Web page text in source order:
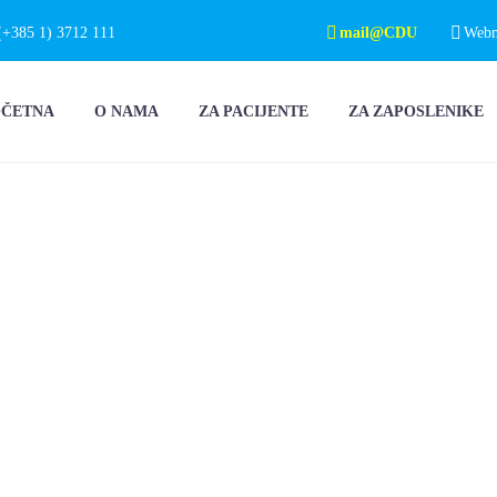
1) 3712 111 mail@CDU
O NAMA ZA PACIJENTE ZA ZAPOSLENIKE